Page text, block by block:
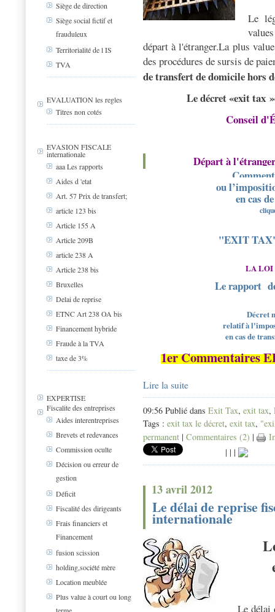
Siège de direction
Siège social fictif et
frauduleux
Territorialité de l IS
TVA
EVALUATION les regles
Titres non cotés
EVASION FISCALE
internationale
aaa Les rapports
Aides d 'etat
Art. 57 Prix de transfert;
article 123 bis
Article 155 A
Article 209B
article 238 A
Article 238 bis
Bruxelles
Delai de reprise
ETNC Art 238 OA bis
Financement hybride
Fraude à la TVA
taxe de 3%
EXPERTISE
Fiscalite des entreprises
Aides interentreprises
Brevets et redevances
Commission oculte
Décision ou erreur de
gestion
Déficit
Fiscalité des dirigeants
Frais financiers et
Financement
fusion scission
holding,société mère
Location meublée
Plus value à court ou long
Le
départ à l'étranger.La plus
des procédures de sursis de
de transfert de domicile hors
Le décret «exit tax
Conseil
Départ à
ou
en cas
"EXIT
LA LOI
Le rapport
Décret
relatif à
en cas de
1er
Lire la suite
09:56 Publié dans Exit Tax, exit tax,
Tags : exit tax le décret, exit tax,
permanent | Commentaires (2) |
| | |
13 avril 2012
Le délai de reprise
internationale
Le délai